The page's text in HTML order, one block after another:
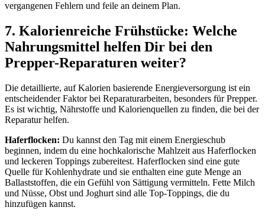
vergangenen Fehlern und feile an deinem Plan.
7. Kalorienreiche Frühstücke: Welche
Nahrungsmittel helfen Dir bei den
Prepper-Reparaturen weiter?
Die detaillierte, auf Kalorien basierende Energieversorgung ist ein
entscheidender Faktor bei Reparaturarbeiten, besonders für Prepper.
Es ist wichtig, Nährstoffe und Kalorienquellen zu finden, die bei der
Reparatur helfen.
Haferflocken: Du kannst den Tag mit einem Energieschub
beginnen, indem du eine hochkalorische Mahlzeit aus Haferflocken
und leckeren Toppings zubereitest. Haferflocken sind eine gute
Quelle für Kohlenhydrate und sie enthalten eine gute Menge an
Ballaststoffen, die ein Gefühl von Sättigung vermitteln. Fette Milch
und Nüsse, Obst und Joghurt sind alle Top-Toppings, die du
hinzufügen kannst.